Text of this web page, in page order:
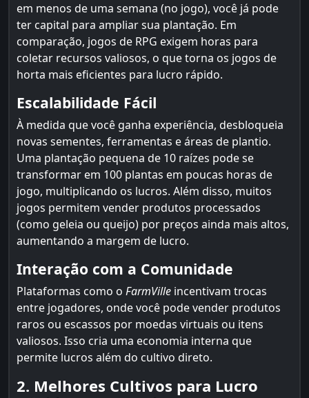
em menos de uma semana (no jogo), você já pode
ter capital para ampliar sua plantação. Em
comparação, jogos de RPG exigem horas para
coletar recursos valiosos, o que torna os jogos de
horta mais eficientes para lucro rápido.
Escalabilidade Fácil
À medida que você ganha experiência, desbloqueia
novas sementes, ferramentas e áreas de plantio.
Uma plantação pequena de 10 raízes pode se
transformar em 100 plantas em poucas horas de
jogo, multiplicando os lucros. Além disso, muitos
jogos permitem vender produtos processados
(como geleia ou queijo) por preços ainda mais altos,
aumentando a margem de lucro.
Interação com a Comunidade
Plataformas como o FarmVille incentivam trocas
entre jogadores, onde você pode vender produtos
raros ou escassos por moedas virtuais ou itens
valiosos. Isso cria uma economia interna que
permite lucros além do cultivo direto.
2. Melhores Cultivos para Lucro